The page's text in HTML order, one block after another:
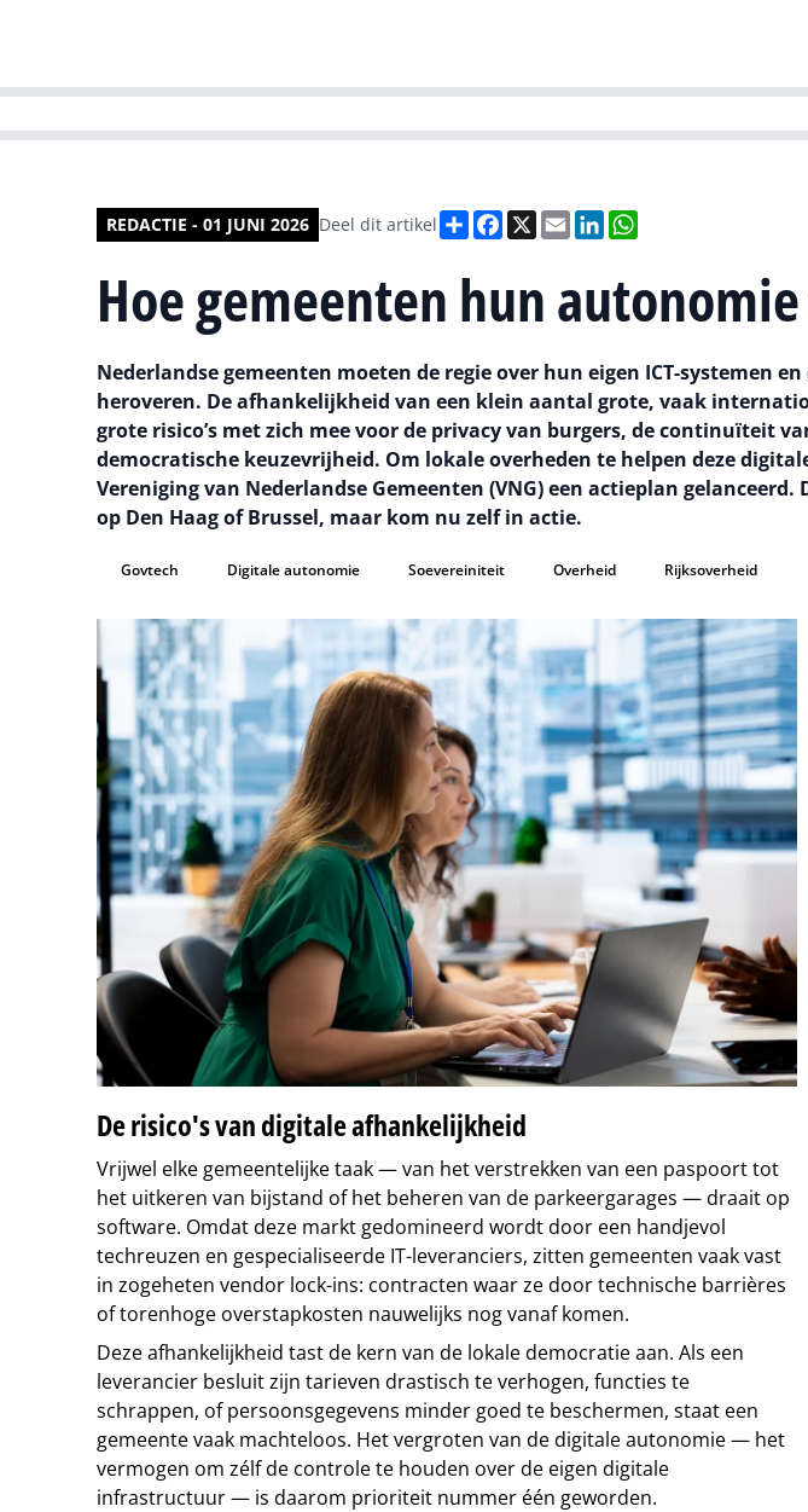
REDACTIE - 01 JUNI 2026 Deel dit artikel DeelFacebook
X EmailLinkedIn
Hoe gemeenten hun
Nederlandse gemeenten moeten de regie over hun eigen ICT-systemen
heroveren. De afhankelijkheid van een klein aantal grote, vaak
grote risico’s met zich mee voor de privacy van burgers, de continuïteit
democratische keuzevrijheid. Om lokale overheden te helpen deze
Vereniging van Nederlandse Gemeenten (VNG) een actieplan
op Den Haag of Brussel, maar kom nu zelf in actie.
Govtech Digitale autonomie Soevereiniteit Overheid Rijksoverheid
De risico's van digitale afhankelijkheid
Vrijwel elke gemeentelijke taak — van het verstrekken van een paspoort tot
het uitkeren van bijstand of het beheren van de parkeergarages — draait op
software. Omdat deze markt gedomineerd wordt door een handjevol
techreuzen en gespecialiseerde IT-leveranciers, zitten gemeenten vaak vast
in zogeheten vendor lock-ins: contracten waar ze door technische barrières
of torenhoge overstapkosten nauwelijks nog vanaf komen.
Deze afhankelijkheid tast de kern van de lokale democratie aan. Als een
leverancier besluit zijn tarieven drastisch te verhogen, functies te
schrappen, of persoonsgegevens minder goed te beschermen, staat een
gemeente vaak machteloos. Het vergroten van de digitale autonomie — het
vermogen om zélf de controle te houden over de eigen digitale
infrastructuur — is daarom prioriteit nummer één geworden.